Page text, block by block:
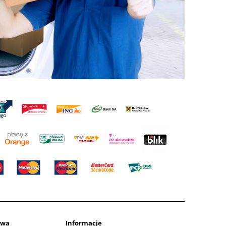
Informacje